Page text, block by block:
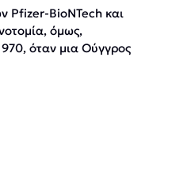
Pfizer-BioNTech και
όμως,
όταν μια Ούγγρος